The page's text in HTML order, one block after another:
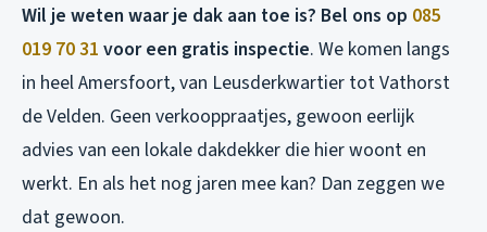
Wil je weten waar je dak aan toe is? Bel ons op 085
019 70 31 voor een gratis inspectie. We komen langs
in heel Amersfoort, van Leusderkwartier tot Vathorst
de Velden. Geen verkooppraatjes, gewoon eerlijk
advies van een lokale dakdekker die hier woont en
werkt. En als het nog jaren mee kan? Dan zeggen we
dat gewoon.